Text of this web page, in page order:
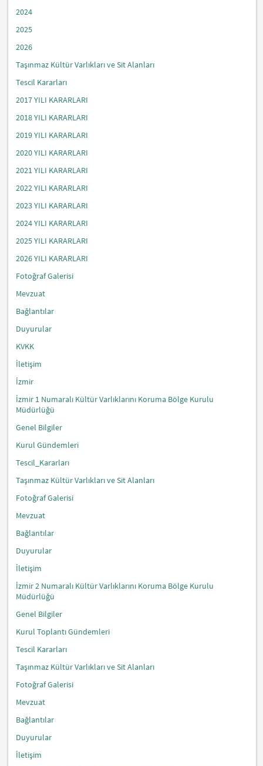
2024
2025
2026
Taşınmaz Kültür Varlıkları ve Sit Alanları
Tescil Kararları
2017 YILI KARARLARI
2018 YILI KARARLARI
2019 YILI KARARLARI
2020 YILI KARARLARI
2021 YILI KARARLARI
2022 YILI KARARLARI
2023 YILI KARARLARI
2024 YILI KARARLARI
2025 YILI KARARLARI
2026 YILI KARARLARI
Fotoğraf Galerisi
Mevzuat
Bağlantılar
Duyurular
KVKK
İletişim
İzmir
İzmir 1 Numaralı Kültür Varlıklarını Koruma Bölge Kurulu
Müdürlüğü
Genel Bilgiler
Kurul Gündemleri
Tescil_Kararları
Taşınmaz Kültür Varlıkları ve Sit Alanları
Fotoğraf Galerisi
Mevzuat
Bağlantılar
Duyurular
İletişim
İzmir 2 Numaralı Kültür Varlıklarını Koruma Bölge Kurulu
Müdürlüğü
Genel Bilgiler
Kurul Toplantı Gündemleri
Tescil Kararları
Taşınmaz Kültür Varlıkları ve Sit Alanları
Fotoğraf Galerisi
Mevzuat
Bağlantılar
Duyurular
İletişim